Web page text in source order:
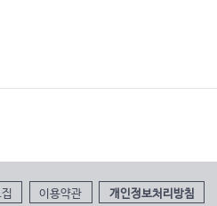
이용약관 개인정보처리방침